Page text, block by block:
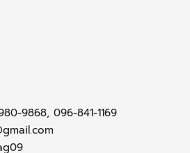
9868, 096-841-1169